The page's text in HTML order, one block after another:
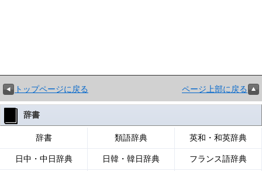
トップページに戻る ページ上部に戻る
辞書
辞書 類語辞典 英和・和英辞典
日中・中日辞典 日韓・韓日辞典 フランス語辞典